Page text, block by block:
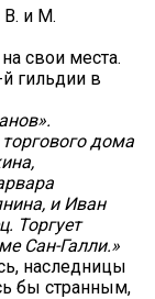
и М.
свои места.
гильдии в
дома
и Иван
Торгует
Сан-Галли.»
наследницы
бы странным,